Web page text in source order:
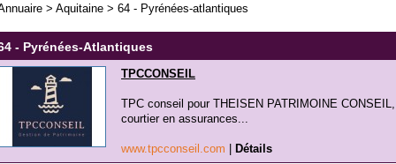
> Aquitaine > 64 - Pyrénées-atlantiques
- Pyrénées-Atlantiques
TPCCONSEIL
TPC conseil pour THEISEN PATRIMOINE
courtier en assurances...
www.tpcconseil.com Détails